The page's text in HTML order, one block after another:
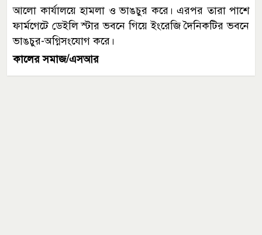
আলো কার্যালয়ে হামলা ও ভাঙচুর করে। এরপর তারা পাশে
ফার্মগেটে ডেইলি স্টার ভবনে গিয়ে ইংরেজি দৈনিকটির ভবনে
ভাঙচুর-অগ্নিসংযোগ করে।
কালের সমাজ/এসআর